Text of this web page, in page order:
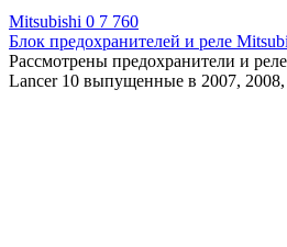
Mitsubishi 0 7 760
Блок предохранителей и реле
Рассмотрены предохранители и
Lancer 10 выпущенные в 2007, 2008,